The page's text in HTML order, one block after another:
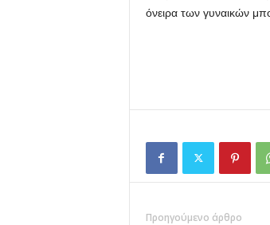
όνειρα των γυναικών
Προηγούμενο άρθρο